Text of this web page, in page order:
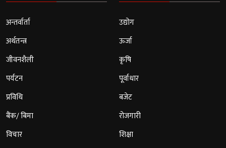
अन्तर्वार्ता
अर्थतन्त्र
जीवनशैली
पर्यटन
प्रविधि
बैंक/ बिमा
विचार
उद्योग
ऊर्जा
कृषि
पूर्वाधार
बजेट
रोजगारी
शिक्षा